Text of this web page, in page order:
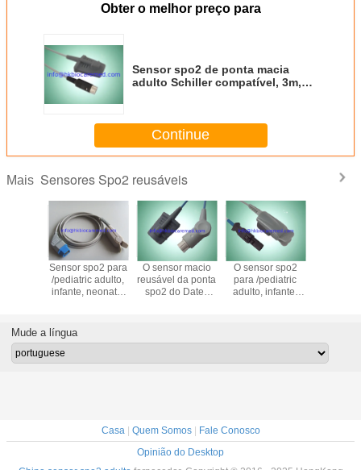
Obter o melhor preço para
Sensor spo2 de ponta macia
adulto Schiller compatível, 3m,
Continue
Mais Sensores Spo2 reusáveis
Sensor spo2 para
/pediatric adulto,
infante, neonate,
NIHON KOHDEN
O sensor macio
reusável da ponta
spo2 do Datex
O sensor spo2
para /pediatric
adulto, infante,
Ohmeda
Mude a língua
Casa| Quem Somos| Fale Conosco
Opinião do Desktop